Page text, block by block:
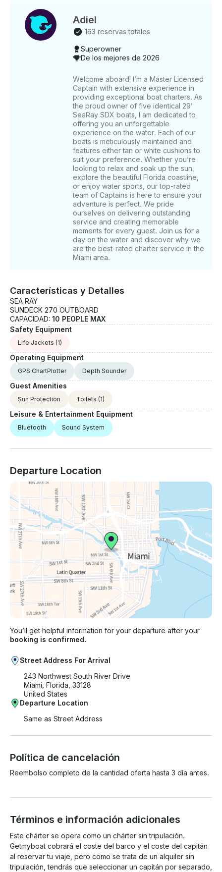
Adiel
163 reservas totales
Superowner
De los mejores de 2026
Welcome aboard! I’m a Master Licensed
Captain with extensive experience in
providing exceptional boat charters. As
the proud owner of five identical 29’
SeaRay SDX boats, I am dedicated to
offering you an unforgettable
experience on the water. Each of our
boats is meticulously maintained and
features either tan or white cushions to
suit your preference. Whether you’re
looking to relax and soak up the sun,
explore the beautiful Florida coastline,
or enjoy water sports, our top-rated
team of Captains is here to ensure your
adventure is perfect. We pride
ourselves on delivering outstanding
service and creating memorable
moments for every guest. Join us for a
day on the water and discover why we
are the best-rated charter service in the
Miami area.
Características y Detalles
SEA RAY
SUNDECK 270 OUTBOARD
CAPACIDAD: 10 PEOPLE MAX
Safety Equipment
Life Jackets (1)
Operating Equipment
GPS ChartPlotter Depth Sounder
Guest Amenities
Sun Protection Toilets (1)
Leisure & Entertainment Equipment
Bluetooth Sound System
Departure Location
You’ll get helpful information for your departure after your
booking is confirmed.
Street Address For Arrival
243 Northwest South River Drive
Miami, Florida, 33128
United States
Departure Location
Same as Street Address
Política de cancelación
Reembolso completo de la cantidad oferta hasta 3 día antes.
Términos e información adicionales
Este chárter se opera como un chárter sin tripulación.
Getmyboat cobrará el coste del barco y el coste del capitán
al reservar tu viaje, pero como se trata de un alquiler sin
tripulación, tendrás que seleccionar un capitán por separado,